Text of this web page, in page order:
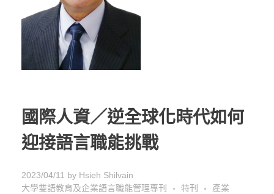
國際人資／逆全球化時代如何
迎接語言職能挑戰
2023/04/11 by Hsieh Shilvain
大學雙語教育及企業語言職能管理專刊
特刊 產業